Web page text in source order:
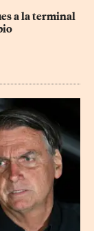
a la terminal